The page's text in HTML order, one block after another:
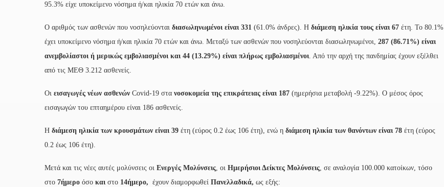
95.3% είχε υποκείμενο νόσημα ή/και ηλικία 70 ετών και άνω.
Ο αριθμός των ασθενών που νοσηλεύονται διασωληνωμένοι είναι 331 (61.0% άνδρες). Η διάμεση ηλικία τους είναι 67 έτη. To 80.1%
έχει υποκείμενο νόσημα ή/και ηλικία 70 ετών και άνω. Μεταξύ των ασθενών που νοσηλεύονται διασωληνωμένοι, 287 (86.71%) είναι
ανεμβολίαστοι ή μερικώς εμβολιασμένοι και 44 (13.29%) είναι πλήρως εμβολιασμένοι. Από την αρχή της πανδημίας έχουν εξέλθει
από τις ΜΕΘ 3.212 ασθενείς.
Οι εισαγωγές νέων ασθενών Covid-19 στα νοσοκομεία της επικράτειας είναι 187 (ημερήσια μεταβολή -9.22%). Ο μέσος όρος
εισαγωγών του επταημέρου είναι 186 ασθενείς.
Η διάμεση ηλικία των κρουσμάτων είναι 39 έτη (εύρος 0.2 έως 106 έτη), ενώ η διάμεση ηλικία των θανόντων είναι 78 έτη (εύρος
0.2 έως 106 έτη).
Μετά και τις νέες αυτές μολύνσεις οι Ενεργές Μολύνσεις, οι Ημερήσιοι Δείκτες Μολύνσεις, σε αναλογία 100.000 κατοίκων, τόσο
στο 7ήμερο όσο καιστο 14ήμερο, έχουν διαμορφωθεί Πανελλαδικά, ως εξής: